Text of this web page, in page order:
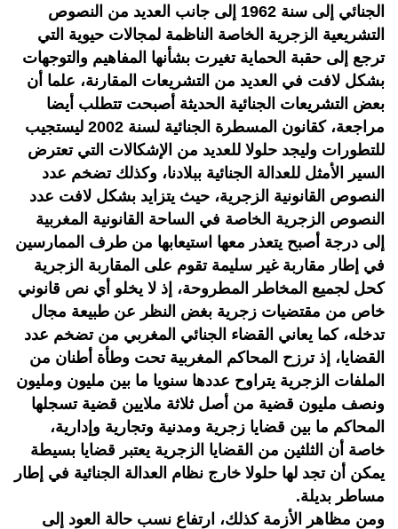
الجنائي إلى سنة 1962 إلى جانب العديد من النصوص
التشريعية الزجرية الخاصة الناظمة لمجالات حيوية التي
ترجع إلى حقبة الحماية تغيرت بشأنها المفاهيم والتوجهات
بشكل لافت في العديد من التشريعات المقارنة، علما أن
بعض التشريعات الجنائية الحديثة أصبحت تتطلب أيضا
مراجعة، كقانون المسطرة الجنائية لسنة 2002 ليستجيب
للتطورات وليجد حلولا للعديد من الإشكالات التي تعترض
السير الأمثل للعدالة الجنائية ببلادنا، وكذلك تضخم عدد
النصوص القانونية الزجرية، حيث يتزايد بشكل لافت عدد
النصوص الزجرية الخاصة في الساحة القانونية المغربية
إلى درجة أصبح يتعذر معها استيعابها من طرف الممارسين
في إطار مقاربة غير سليمة تقوم على المقاربة الزجرية
كحل لجميع المخاطر المطروحة، إذ لا يخلو أي نص قانوني
خاص من مقتضيات زجرية بغض النظر عن طبيعة مجال
تدخله، كما يعاني القضاء الجنائي المغربي من تضخم عدد
القضايا، إذ ترزح المحاكم المغربية تحت وطأة أطنان من
الملفات الزجرية يتراوح عددها سنويا ما بين مليون ومليون
ونصف مليون قضية من أصل ثلاثة ملايين قضية تسجلها
المحاكم ما بين قضايا زجرية ومدنية وتجارية وإدارية،
خاصة أن الثلثين من القضايا الزجرية يعتبر قضايا بسيطة
يمكن أن تجد لها حلولا خارج نظام العدالة الجنائية في إطار
مساطر بديلة.
ومن مظاهر الأزمة كذلك، ارتفاع نسب حالة العود إلى